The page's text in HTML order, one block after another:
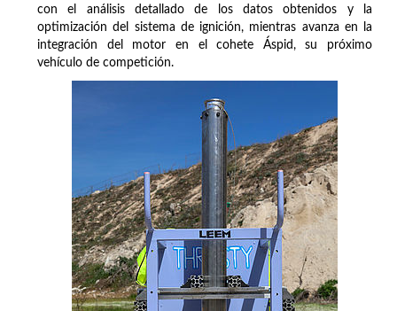
con el análisis detallado de los datos obtenidos y la
optimización del sistema de ignición, mientras avanza en la
integración del motor en el cohete Áspid, su próximo
vehículo de competición.